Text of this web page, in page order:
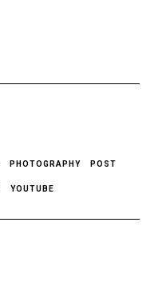
PHOTOGRAPHY POST
YOUTUBE